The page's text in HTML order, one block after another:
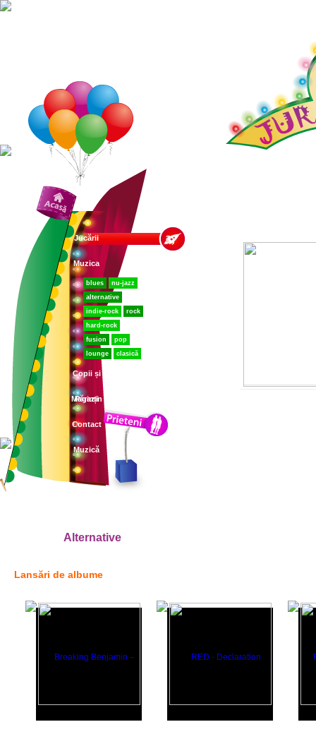
Jucării
Muzica
blues
nu-jazz
alternative
indie-rock
rock
hard-rock
fusion
pop
lounge
clasică
Copii și
Părinți
Magazin
Contact
Muzică
Alternative
Lansări de albume